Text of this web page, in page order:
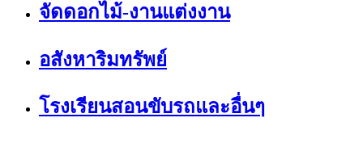
จัดดอกไม้-งานแต่งงาน
อสังหาริมทรัพย์
โรงเรียนสอนขับรถและอื่นๆ